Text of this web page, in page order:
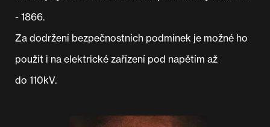
- 1866.
Za dodržení bezpečnostních podmínek je možné ho
použít i na elektrické zařízení pod napětím až
do 110kV.